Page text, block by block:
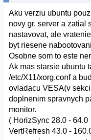
Aku verziu ubuntu
novy gr. server a zatial
nastavovat, ale
byt riesene
Osobne som to este
Ak mas starsie ubuntu
/etc/X11/xorg.conf a
ovladacu VESA(v
doplnenim spravnych
monitor.
( HorizSync 28.0 - 64.0
VertRefresh 43.0 -